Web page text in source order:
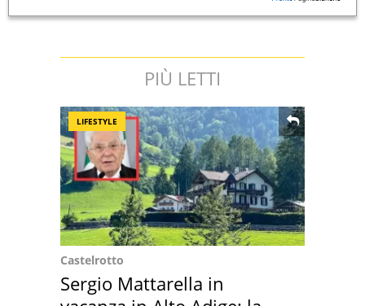
PIÙ LETTI
LIFESTYLE
Castelrotto
Sergio Mattarella in